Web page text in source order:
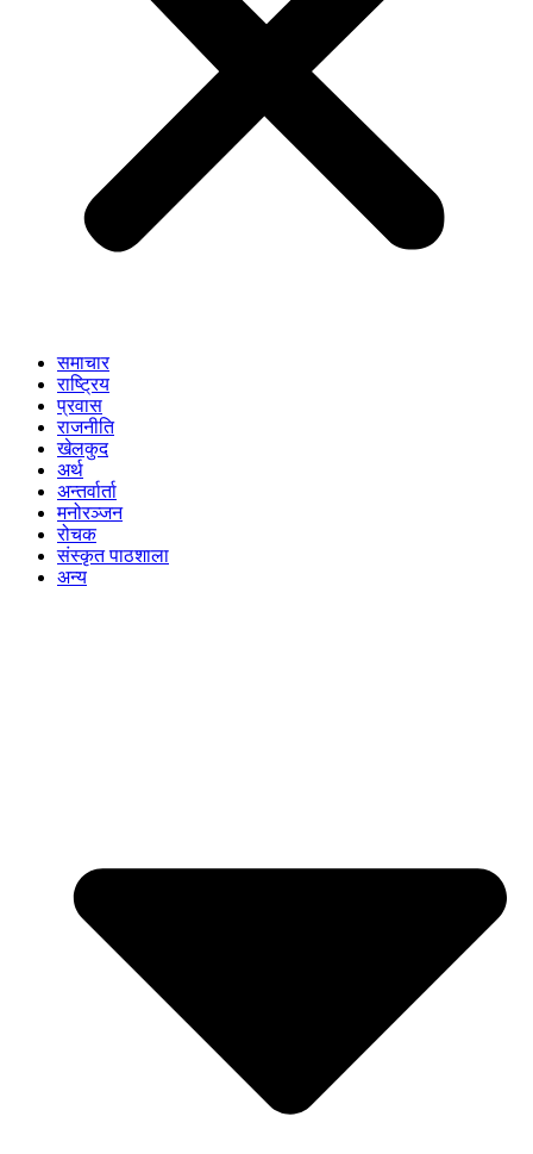
समाचार
राष्ट्रिय
प्रवास
राजनीति
खेलकुद
अर्थ
अन्तर्वार्ता
मनोरञ्जन
रोचक
संस्कृत पाठशाला
अन्य